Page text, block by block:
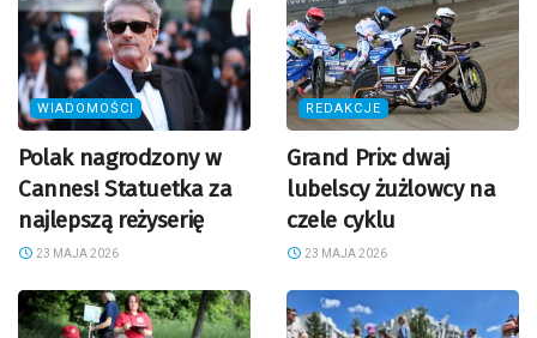
WIADOMOŚCI
Polak nagrodzony w
Cannes! Statuetka za
najlepszą reżyserię
23 MAJA 2026
REDAKCJE
Grand Prix: dwaj
lubelscy żużlowcy na
czele cyklu
23 MAJA 2026